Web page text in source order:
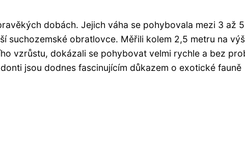
dobách. Jejich váha se pohybovala mezi 3 až 5
suchozemské obratlovce. Měřili kolem 2,5 metru na
vzrůstu, dokázali se pohybovat velmi rychle a bez
jsou dodnes fascinujícím důkazem o exotické fauně